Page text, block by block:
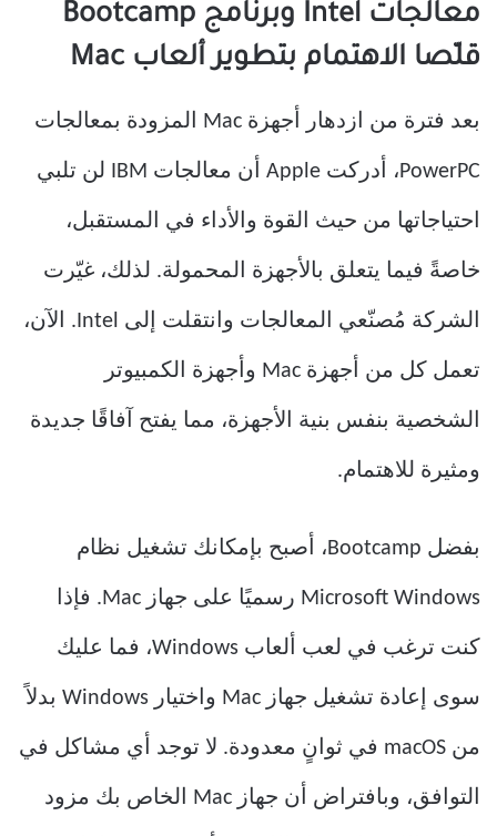
معالجات Intel وبرنامج Bootcamp
قلّصا الاهتمام بتطوير ألعاب Mac
بعد فترة من ازدهار أجهزة Mac المزودة بمعالجات
PowerPC، أدركت Apple أن معالجات IBM لن تلبي
احتياجاتها من حيث القوة والأداء في المستقبل،
خاصةً فيما يتعلق بالأجهزة المحمولة. لذلك، غيّرت
الشركة مُصنّعي المعالجات وانتقلت إلى Intel. الآن،
تعمل كل من أجهزة Mac وأجهزة الكمبيوتر
الشخصية بنفس بنية الأجهزة، مما يفتح آفاقًا جديدة
ومثيرة للاهتمام.
بفضل Bootcamp، أصبح بإمكانك تشغيل نظام
Microsoft Windows رسميًا على جهاز Mac. فإذا
كنت ترغب في لعب ألعاب Windows، فما عليك
سوى إعادة تشغيل جهاز Mac واختيار Windows بدلاً
من macOS في ثوانٍ معدودة. لا توجد أي مشاكل في
التوافق، وبافتراض أن جهاز Mac الخاص بك مزود